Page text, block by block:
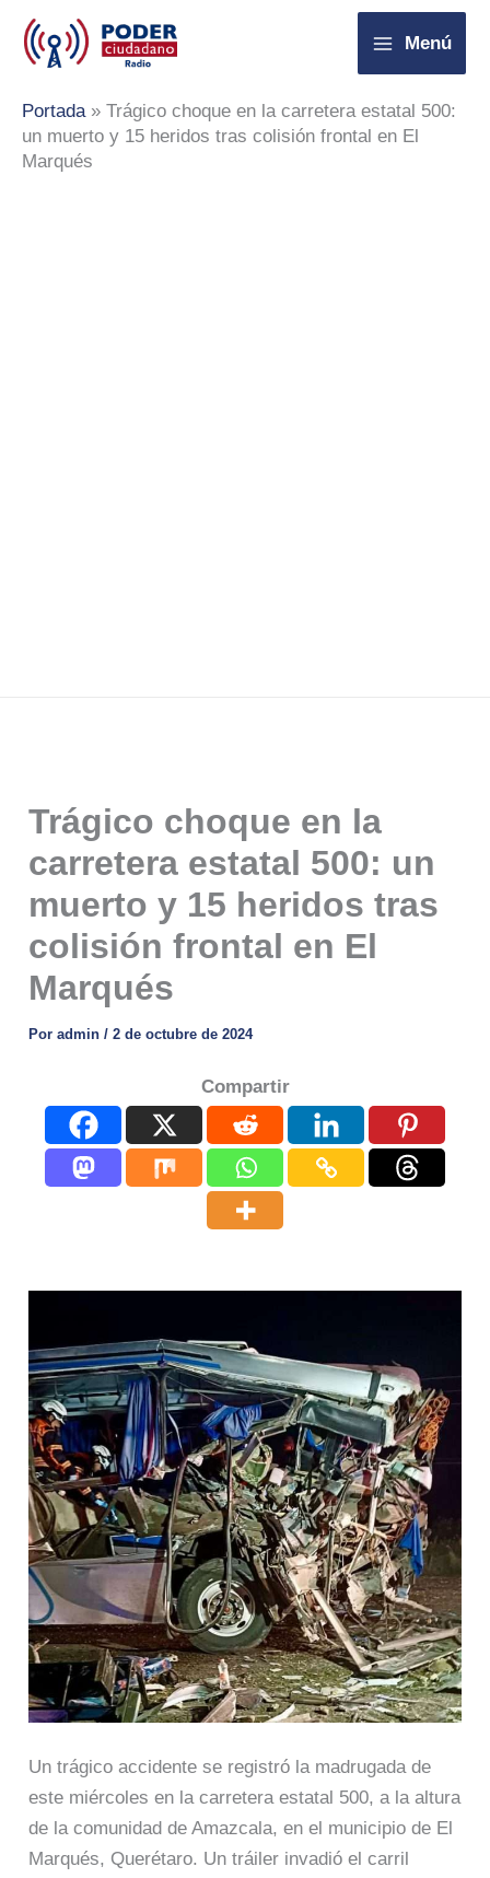
contenido
Menú
Portada» Trágico choque en la carretera estatal 500:
un muerto y 15 heridos tras colisión frontal en El
Marqués
Trágico choque en la
carretera estatal 500: un
muerto y 15 heridos tras
colisión frontal en El
Marqués
Poradmin/2 de octubre de 2024
Compartir
Un trágico accidente se registró la madrugada de
este miércoles en la carretera estatal 500, a la altura
de la comunidad de Amazcala, en el municipio de El
Marqués, Querétaro. Un tráiler invadió el carril